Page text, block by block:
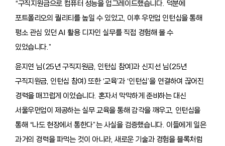
“구직지원금으로 컴퓨터 성능을 업그레이드했습니다. 덕분에
포트폴리오의 퀄리티를 높일 수 있었고, 이후 우먼업 인턴십을 통해
평소 관심 있던 AI 활용 디자인 실무를 직접 경험해 볼 수
있었습니다.”
윤지연 님(25년 구직지원금, 인턴십 참여)과 신지선 님(25년
구직지원금, 인턴십 참여) 또한 ‘교육’과 ‘인턴십’을 연결하여 끊어진
경력을 매끄럽게 이었습니다. 혼자서 막막하게 준비하는 대신
서울우먼업이 제공하는 실무 교육을 통해 감각을 깨우고, 인턴십을
통해 “나도 현장에서 통한다”는 사실을 검증했습니다. 이들에게 일은
과거의 경력을 파먹는 것이 아니라, 새로운 기술과 경험을 블록처럼